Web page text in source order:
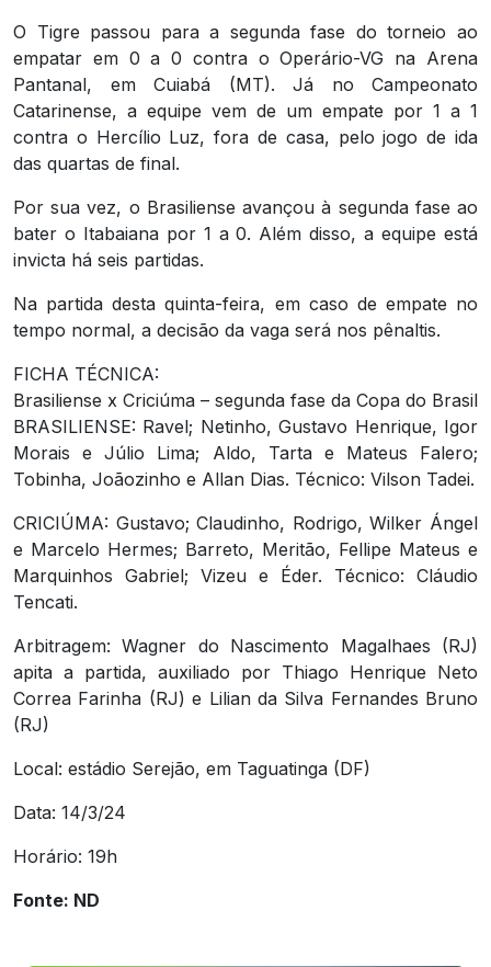
O Tigre passou para a segunda fase do torneio ao
empatar em 0 a 0 contra o Operário-VG na Arena
Pantanal, em Cuiabá (MT). Já no Campeonato
Catarinense, a equipe vem de um empate por 1 a 1
contra o Hercílio Luz, fora de casa, pelo jogo de ida
das quartas de final.
Por sua vez, o Brasiliense avançou à segunda fase ao
bater o Itabaiana por 1 a 0. Além disso, a equipe está
invicta há seis partidas.
Na partida desta quinta-feira, em caso de empate no
tempo normal, a decisão da vaga será nos pênaltis.
FICHA TÉCNICA:
Brasiliense x Criciúma – segunda fase da Copa do Brasil
BRASILIENSE: Ravel; Netinho, Gustavo Henrique, Igor
Morais e Júlio Lima; Aldo, Tarta e Mateus Falero;
Tobinha, Joãozinho e Allan Dias. Técnico: Vilson Tadei.
CRICIÚMA: Gustavo; Claudinho, Rodrigo, Wilker Ángel
e Marcelo Hermes; Barreto, Meritão, Fellipe Mateus e
Marquinhos Gabriel; Vizeu e Éder. Técnico: Cláudio
Tencati.
Arbitragem: Wagner do Nascimento Magalhaes (RJ)
apita a partida, auxiliado por Thiago Henrique Neto
Correa Farinha (RJ) e Lilian da Silva Fernandes Bruno
(RJ)
Local: estádio Serejão, em Taguatinga (DF)
Data: 14/3/24
Horário: 19h
Fonte: ND